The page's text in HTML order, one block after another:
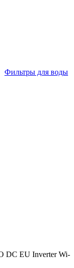
Фильтры для воды
DC EU Inverter Wi-